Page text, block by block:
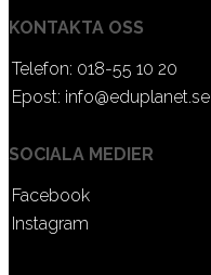
KONTAKTA OSS
Telefon: 018-55 10 20
Epost: info@eduplanet.se
SOCIALA MEDIER
Facebook
Instagram